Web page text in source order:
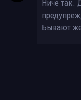
Ниче так.
Бывают же